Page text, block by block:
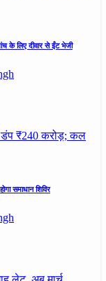
के लिए दीवार से ईंट भेजी
समाधान शिविर